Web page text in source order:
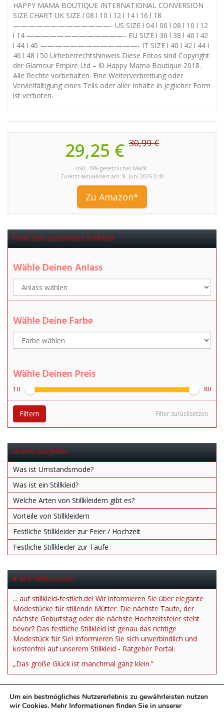
HAPPY MAMA BOUTIQUE INTERNATIONAL CONVERSION
SIZE CHART UK SIZE l 08 l 10 l 12 l 14 l 16 l 18
—————————————- US SIZE l 04 l 06 l 08 l 10 l 12
l 14 —————————————- EU SIZE l 36 l 38 l 40 l 42
l 44 l 46 —————————————- IT SIZE l 40 l 42 l 44 l
46 l 48 l 50 Urheberrechtshinweis Diese Fotos sind Copyright
der Glamour Empire Ltd – © Happy Mama Boutique 2018.
Alle Rechte vorbehalten. Eine Weiterverbreitung oder
Vervielfältigung eines Teils oder aller Inhalte in jeglicher Form
ist verboten.
29,25 €30,99 €
inkl. 19% gesetzlicher MwSt.
Zuletzt aktualisiert am: 8. Juni 2026 3:40
Zu Amazon*
Finde Dein passendes Stillkleid!
Wähle Deinen Anlass
Wähle Deine Farbe
Wähle Deinen Preis
10 80
Filter zurücksetzen
Filtern
Unsere Ratgeber
Was ist Umstandsmode?
Was ist ein Stillkleid?
Welche Arten von Stillkleidern gibt es?
Vorteile von Stillkleidern
Festliche Stillkleider zur Feier / Hochzeit
Festliche Stillkleider zur Taufe
♥-lich Willkommen
... auf stillkleid-festlich.de! Wir informieren Sie über elegante
Modestücke für stillende Mütter. Die nächste Taufe, der
nächste Geburtstag oder die nächste Hochzeitsfeier steht
bevor? Das festliche Stillkleid ist genau das richtige
Modestück für Sie! Informieren Sie sich unverbindlich und
kostenfrei auf unserem Stillkleid - Ratgeber Portal.
„Das große Glück ist manchmal ganz klein.”
Um ein bestmögliches Nutzererlebnis zu gewährleisten nutzen
wir Cookies. Mehr Informationen finden Sie in unserer